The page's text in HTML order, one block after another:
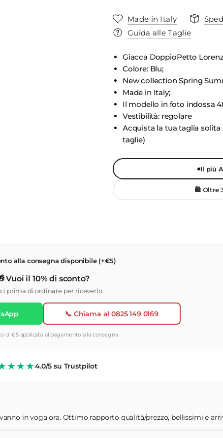
Made in Italy
Guida alle Taglie
Giacca DoppioPetto
Colore: Blu;
New collection Spring
Made in Italy;
Il modello in foto indossa
Vestibilità: regolare
Acquista la tua taglia
taglie)
Il più
🛍️ Oltre
alla consegna disponibile (+€5)
Vuoi il 10% di sconto?
prima di ordinare per riceverlo
📞 Chiama al 0825 149 0169
di €5 applicato al pagamento alla consegna
4.0/5 su Trustpilot
in voga ora. Ottimo rapporto qualità/prezzo, bellissimi e